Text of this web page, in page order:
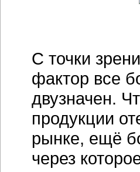
С точки
фактор все
двузначен.
продукции
рынке, ещё
через